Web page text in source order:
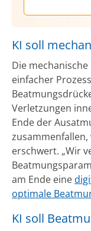
KI soll
Die
einfacher
Verletzungen
Ende der
erschwert. „Wir
am Ende eine
optimale
KI soll